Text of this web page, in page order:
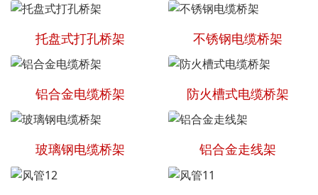
托盘式打孔桥架 不锈钢电缆桥架
铝合金电缆桥架 防火槽式电缆桥架
玻璃钢电缆桥架 铝合金走线架